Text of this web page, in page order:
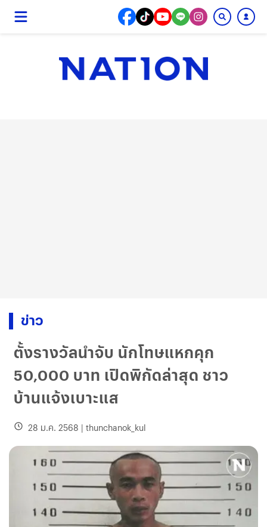
ข่าว
ตั้งรางวัลนำจับ นักโทษแหกคุก
50,000 บาท เปิดพิกัดล่าสุด ชาว
บ้านแจ้งเบาะแส
28 ม.ค. 2568 | thunchanok_kul